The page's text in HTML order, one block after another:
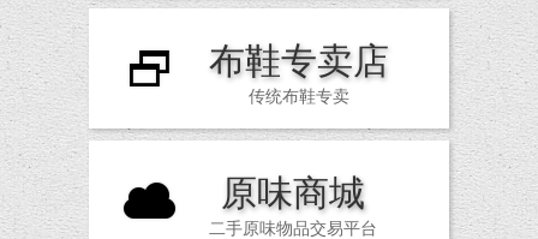
D 布鞋专卖店
传统布鞋专卖
C 原味商城
二手原味物品交易平台